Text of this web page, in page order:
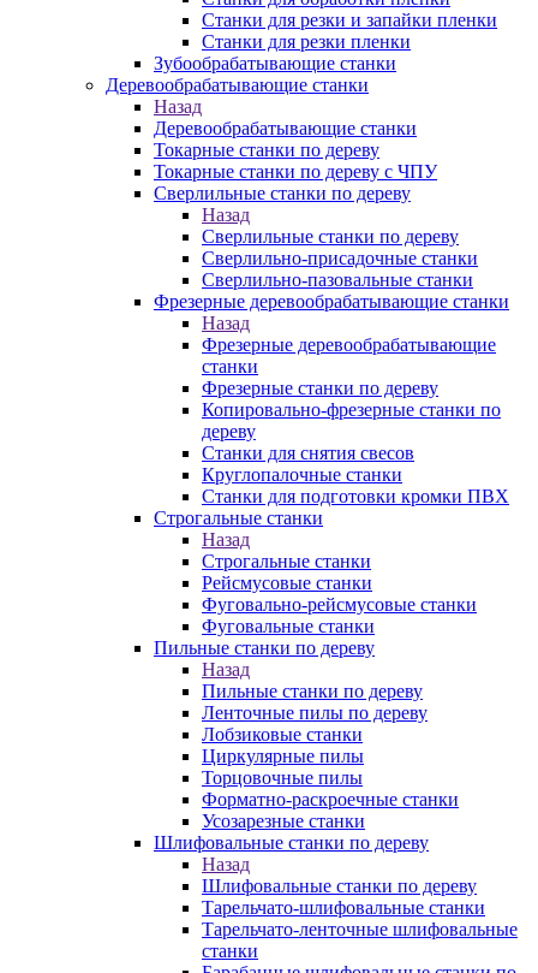
Станки для резки и запайки пленки
Станки для резки пленки
Зубообрабатывающие станки
Деревообрабатывающие станки
Назад
Деревообрабатывающие станки
Токарные станки по дереву
Токарные станки по дереву с ЧПУ
Сверлильные станки по дереву
Назад
Сверлильные станки по дереву
Сверлильно-присадочные станки
Сверлильно-пазовальные станки
Фрезерные деревообрабатывающие станки
Назад
Фрезерные деревообрабатывающие
станки
Фрезерные станки по дереву
Копировально-фрезерные станки по
дереву
Станки для снятия свесов
Круглопалочные станки
Станки для подготовки кромки ПВХ
Строгальные станки
Назад
Строгальные станки
Рейсмусовые станки
Фуговально-рейсмусовые станки
Фуговальные станки
Пильные станки по дереву
Назад
Пильные станки по дереву
Ленточные пилы по дереву
Лобзиковые станки
Циркулярные пилы
Торцовочные пилы
Форматно-раскроечные станки
Усозарезные станки
Шлифовальные станки по дереву
Назад
Шлифовальные станки по дереву
Тарельчато-шлифовальные станки
Тарельчато-ленточные шлифовальные
станки